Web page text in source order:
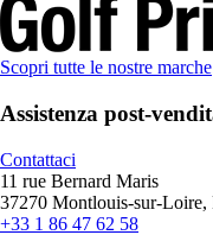
Scopri tutte le nostre marche
Assistenza post-
Contattaci
11 rue Bernard Maris
37270 Montlouis-sur-Loire,
+33 1 86 47 62 58